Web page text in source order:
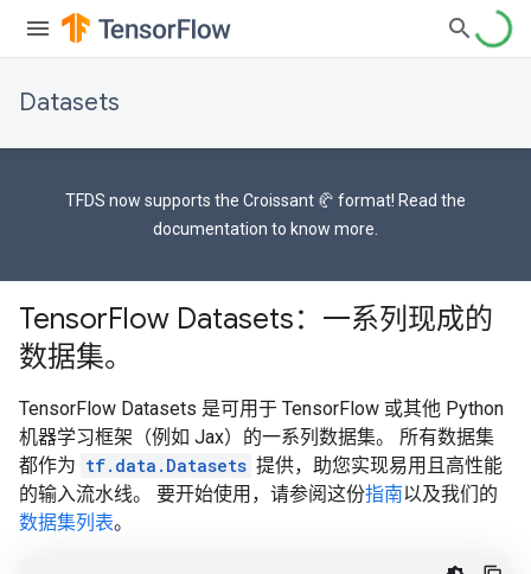
Datasets
TFDS now supports the Croissant 🥐 format! Read the
documentation to know more.
TensorFlow Datasets：一系列现成的
数据集。
TensorFlow Datasets 是可用于 TensorFlow 或其他 Python
机器学习框架（例如 Jax）的一系列数据集。 所有数据集
都作为 tf.data.Datasets 提供，助您实现易用且高性能
的输入流水线。 要开始使用，请参阅这份指南以及我们的
数据集列表。